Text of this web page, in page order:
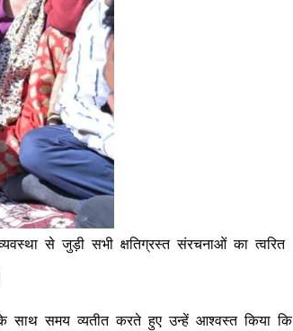
से जुड़ी सभी क्षतिग्रस्त संरचनाओं का त्वरित
साथ समय व्यतीत करते हुए उन्हें आश्वस्त किया कि